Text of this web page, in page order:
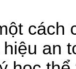
cách
an